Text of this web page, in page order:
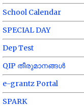
School Calendar
SPECIAL DAY
Dep Test
QIP തീരുമാനങ്ങൾ
e-grantz Portal
SPARK